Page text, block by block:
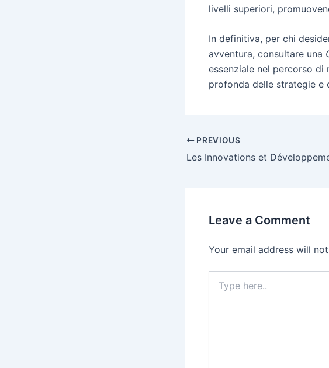
livelli superiori,
In definitiva, per chi
avventura, consultare una
essenziale nel percorso di
profonda delle strategie e
PREVIOUS
Leave a Comment
Your email address will
here..